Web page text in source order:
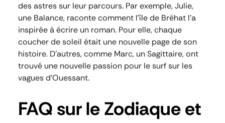
des astres sur leur parcours. Par exemple, Julie,
une Balance, raconte comment l’île de Bréhat l’a
inspirée à écrire un roman. Pour elle, chaque
coucher de soleil était une nouvelle page de son
histoire. D’autres, comme Marc, un Sagittaire, ont
trouvé une nouvelle passion pour le surf sur les
vagues d’Ouessant.
FAQ sur le Zodiaque et